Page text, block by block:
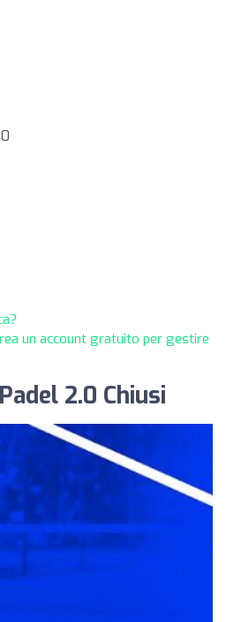
un account gratuito per gestire
2.0 Chiusi